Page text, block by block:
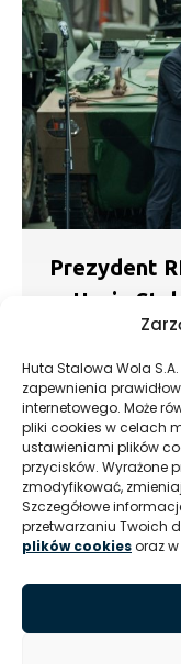
Huta Stalowa Wola
zapewnienia
internetowego. Może
pliki cookies w celach
ustawieniami plików
przycisków. Wyrażone
zmodyfikować,
Szczegółowe
przetwarzaniu Twoich
plików cookiesoraz w
Prezydent
w Hucie
16 stycznia br.
Polskiej Andrzej
Wola S.A.,
Zbrojeniowej.
produkcyjnym i
zakładu oraz
Zarządem